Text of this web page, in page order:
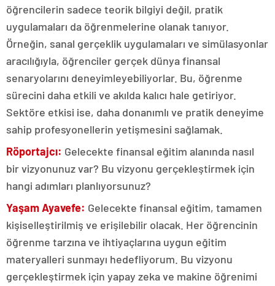
öğrencilerin sadece teorik bilgiyi değil, pratik
uygulamaları da öğrenmelerine olanak tanıyor.
Örneğin, sanal gerçeklik uygulamaları ve simülasyonlar
aracılığıyla, öğrenciler gerçek dünya finansal
senaryolarını deneyimleyebiliyorlar. Bu, öğrenme
sürecini daha etkili ve akılda kalıcı hale getiriyor.
Sektöre etkisi ise, daha donanımlı ve pratik deneyime
sahip profesyonellerin yetişmesini sağlamak.
Röportajcı: Gelecekte finansal eğitim alanında nasıl
bir vizyonunuz var? Bu vizyonu gerçekleştirmek için
hangi adımları planlıyorsunuz?
Yaşam Ayavefe: Gelecekte finansal eğitim, tamamen
kişiselleştirilmiş ve erişilebilir olacak. Her öğrencinin
öğrenme tarzına ve ihtiyaçlarına uygun eğitim
materyalleri sunmayı hedefliyorum. Bu vizyonu
gerçekleştirmek için yapay zeka ve makine öğrenimi